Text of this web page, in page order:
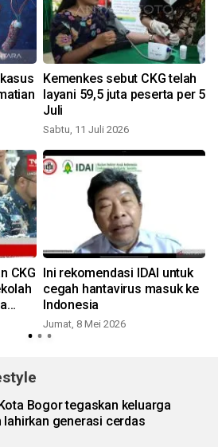
Kemenkes sebut CKG telah
layani 59,5 juta peserta per 5
Juli
Sabtu, 11 Juli 2026
CKG Ini rekomendasi IDAI untuk
cegah hantavirus masuk ke
Indonesia
Jumat, 8 Mei 2026
Bogor tegaskan keluarga
lahirkan generasi cerdas